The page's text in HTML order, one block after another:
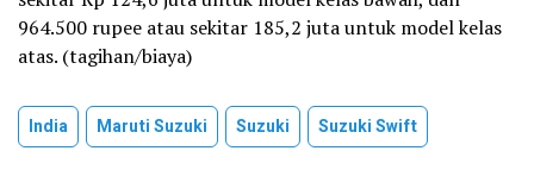
964.500 rupee atau sekitar 185,2 juta untuk model kelas
atas. (tagihan/biaya)
India Maruti Suzuki Suzuki Suzuki Swift